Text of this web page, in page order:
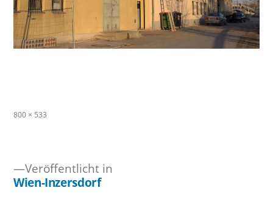
Originalgröße
800 × 533
Veröffentlicht in
Wien-Inzersdorf